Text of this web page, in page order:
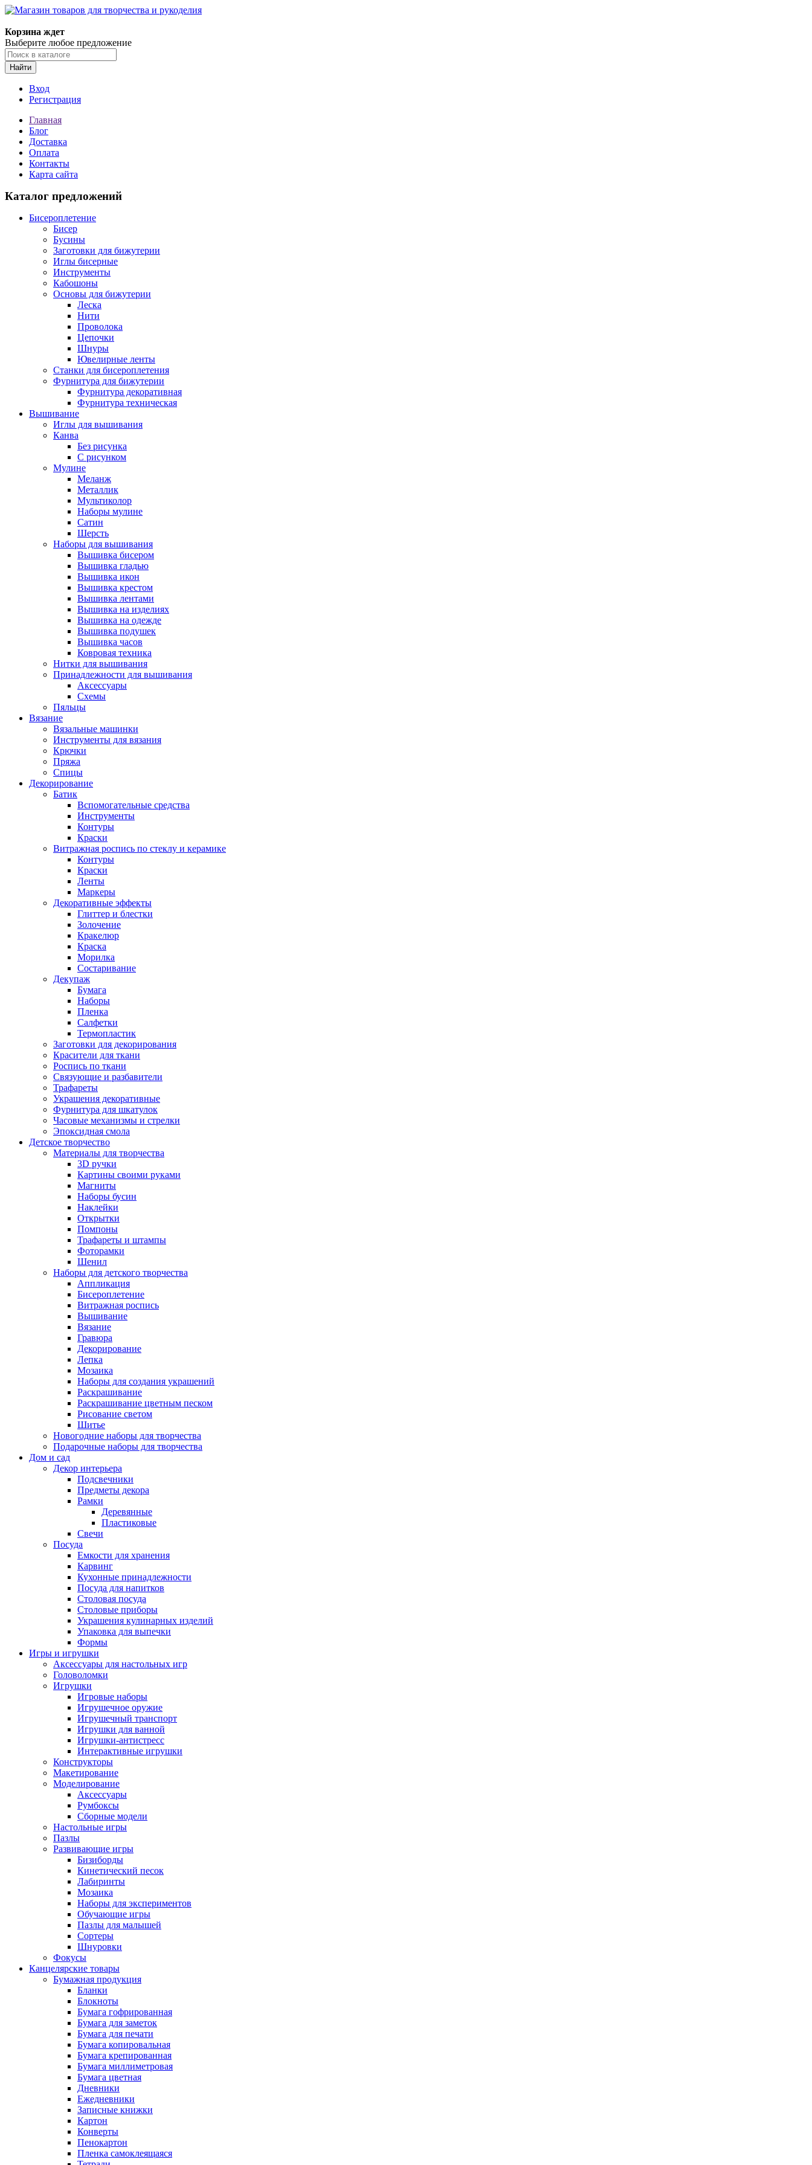
Корзина ждет
Выберите любое предложение
Найти
Вход
Регистрация
Главная
Блог
Доставка
Оплата
Контакты
Карта сайта
Каталог предложений
Бисероплетение
Бисер
Бусины
Заготовки для бижутерии
Иглы бисерные
Инструменты
Кабошоны
Основы для бижутерии
Леска
Нити
Проволока
Цепочки
Шнуры
Ювелирные ленты
Станки для бисероплетения
Фурнитура для бижутерии
Фурнитура декоративная
Фурнитура техническая
Вышивание
Иглы для вышивания
Канва
Без рисунка
С рисунком
Мулине
Меланж
Металлик
Мультиколор
Наборы мулине
Сатин
Шерсть
Наборы для вышивания
Вышивка бисером
Вышивка гладью
Вышивка икон
Вышивка крестом
Вышивка лентами
Вышивка на изделиях
Вышивка на одежде
Вышивка подушек
Вышивка часов
Ковровая техника
Нитки для вышивания
Принадлежности для вышивания
Аксессуары
Схемы
Пяльцы
Вязание
Вязальные машинки
Инструменты для вязания
Крючки
Пряжа
Спицы
Декорирование
Батик
Вспомогательные средства
Инструменты
Контуры
Краски
Витражная роспись по стеклу и керамике
Контуры
Краски
Ленты
Маркеры
Декоративные эффекты
Глиттер и блестки
Золочение
Кракелюр
Краска
Морилка
Состаривание
Декупаж
Бумага
Наборы
Пленка
Салфетки
Термопластик
Заготовки для декорирования
Красители для ткани
Роспись по ткани
Связующие и разбавители
Трафареты
Украшения декоративные
Фурнитура для шкатулок
Часовые механизмы и стрелки
Эпоксидная смола
Детское творчество
Материалы для творчества
3D ручки
Картины своими руками
Магниты
Наборы бусин
Наклейки
Открытки
Помпоны
Трафареты и штампы
Фоторамки
Шенил
Наборы для детского творчества
Аппликация
Бисероплетение
Витражная роспись
Вышивание
Вязание
Гравюра
Декорирование
Лепка
Мозаика
Наборы для создания украшений
Раскрашивание
Раскрашивание цветным песком
Рисование светом
Шитье
Новогодние наборы для творчества
Подарочные наборы для творчества
Дом и сад
Декор интерьера
Подсвечники
Предметы декора
Рамки
Деревянные
Пластиковые
Свечи
Посуда
Емкости для хранения
Карвинг
Кухонные принадлежности
Посуда для напитков
Столовая посуда
Столовые приборы
Украшения кулинарных изделий
Упаковка для выпечки
Формы
Игры и игрушки
Аксессуары для настольных игр
Головоломки
Игрушки
Игровые наборы
Игрушечное оружие
Игрушечный транспорт
Игрушки для ванной
Игрушки-антистресс
Интерактивные игрушки
Конструкторы
Макетирование
Моделирование
Аксессуары
Румбоксы
Сборные модели
Настольные игры
Пазлы
Развивающие игры
Бизиборды
Кинетический песок
Лабиринты
Мозаика
Наборы для экспериментов
Обучающие игры
Пазлы для малышей
Сортеры
Шнуровки
Фокусы
Канцелярские товары
Бумажная продукция
Бланки
Блокноты
Бумага гофрированная
Бумага для заметок
Бумага для печати
Бумага копировальная
Бумага крепированная
Бумага миллиметровая
Бумага цветная
Дневники
Ежедневники
Записные книжки
Картон
Конверты
Пенокартон
Пленка самоклеящаяся